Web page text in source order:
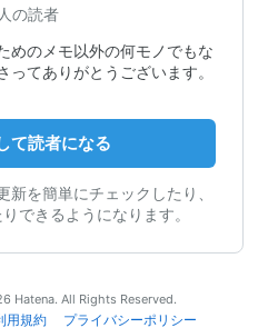
の読者
めのメモ以外の何モノでもな
てありがとうございます。
て読者になる
を簡単にチェックしたり、
できるようになります。
Hatena. All Rights Reserved.
用規約
プライバシーポリシー